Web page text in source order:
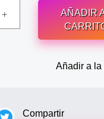
AÑADIR
Añadir a la
Compartir